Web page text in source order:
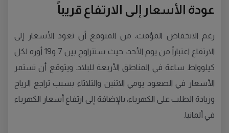
عودة الأسعار إلى الارتفاع قريباً
رغم الانخفاض المؤقت، من المتوقع أن تعود الأسعار إلى
الارتفاع اعتباراً من يوم الأحد، حيث ستتراوح بين 7 و19 أوره لكل
كيلوواط ساعة في المناطق الأربعة للبلاد. ويتوقع أن تستمر
الأسعار في الصعود يومي الاثنين والثلاثاء بسبب تراجع الرياح
وزيادة الطلب على الكهرباء، بالإضافة إلى ارتفاع أسعار الكهرباء
في ألمانيا.